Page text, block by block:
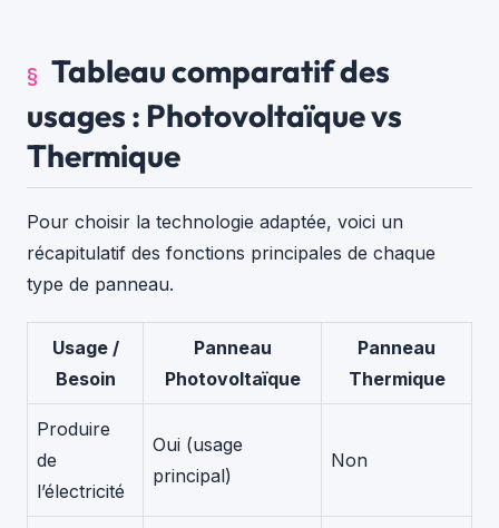
Tableau comparatif des
usages : Photovoltaïque vs
Thermique
Pour choisir la technologie adaptée, voici un
récapitulatif des fonctions principales de chaque
type de panneau.
Usage /
Besoin
Panneau
Photovoltaïque
Panneau
Thermique
Produire
de
l’électricité
Oui (usage
principal)
Non